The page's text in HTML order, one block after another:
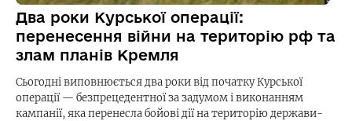
Два роки Курської операції:
перенесення війни на територію рф та
злам планів Кремля
Сьогодні виповнюється два роки від початку Курської
операції — безпрецедентної за задумом і виконанням
кампанії, яка перенесла бойові дії на територію держави-